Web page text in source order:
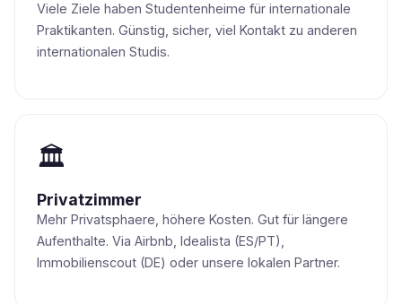
Viele Ziele haben Studentenheime für internationale
Praktikanten. Günstig, sicher, viel Kontakt zu anderen
internationalen Studis.
🏛
Privatzimmer
Mehr Privatsphaere, höhere Kosten. Gut für längere
Aufenthalte. Via Airbnb, Idealista (ES/PT),
Immobilienscout (DE) oder unsere lokalen Partner.